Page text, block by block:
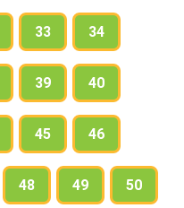
33 34
39 40
45 46
48 49 50